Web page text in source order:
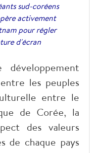
sud-coréens
activement
pour régler
d'écran
les peuples
entre le
de Corée, la
des valeurs
de chaque pays